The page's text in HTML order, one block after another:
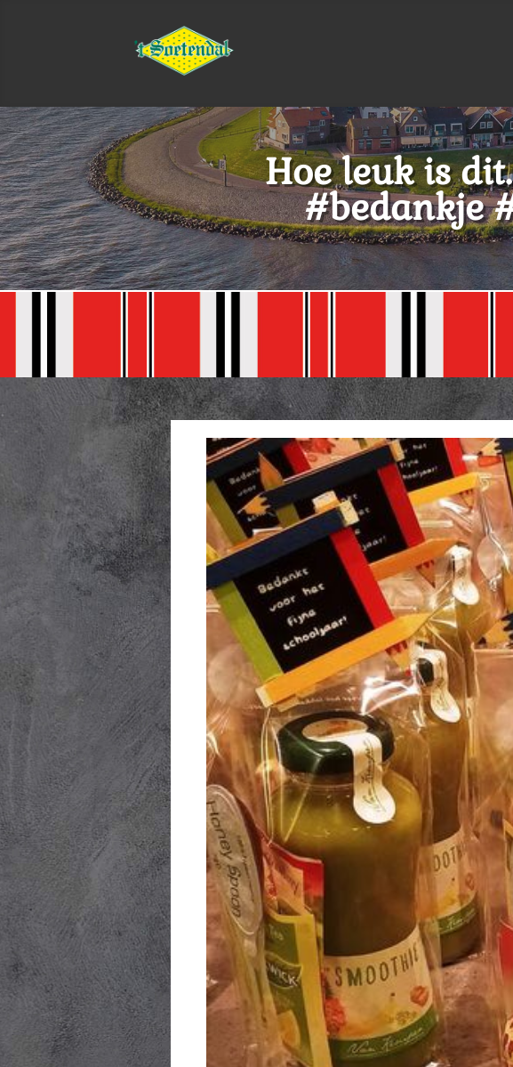
Hoe leuk is
#bedankje